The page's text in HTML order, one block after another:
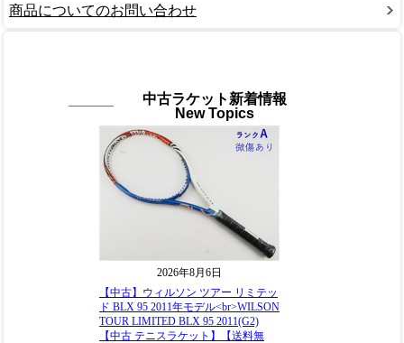
商品についてのお問い合わせ
中古ラケット新着情報
New Topics